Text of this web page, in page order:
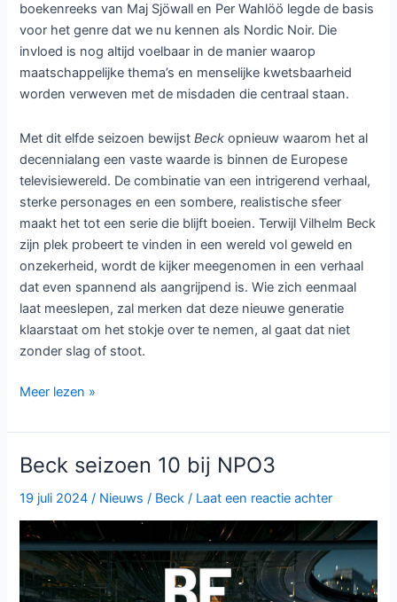
boekenreeks van Maj Sjöwall en Per Wahlöö legde de basis
voor het genre dat we nu kennen als Nordic Noir. Die
invloed is nog altijd voelbaar in de manier waarop
maatschappelijke thema’s en menselijke kwetsbaarheid
worden verweven met de misdaden die centraal staan.
Met dit elfde seizoen bewijstBeck opnieuw waarom het al
decennialang een vaste waarde is binnen de Europese
televisiewereld. De combinatie van een intrigerend verhaal,
sterke personages en een sombere, realistische sfeer
maakt het tot een serie die blijft boeien. Terwijl Vilhelm Beck
zijn plek probeert te vinden in een wereld vol geweld en
onzekerheid, wordt de kijker meegenomen in een verhaal
dat even spannend als aangrijpend is. Wie zich eenmaal
laat meeslepen, zal merken dat deze nieuwe generatie
klaarstaat om het stokje over te nemen, al gaat dat niet
zonder slag of stoot.
Beck
11
op
NPO
3:
nieuwe
generatie
in
Zweedse
Meer lezen »
Beck seizoen 10 bij NPO3
19 juli 2024/ Nieuws / Beck / Laat een reactie achter